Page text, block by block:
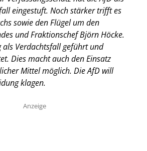
eingestuft. Noch stärker trifft es
sowie den Flügel um den
und Fraktionschef Björn Höcke.
als Verdachtsfall geführt und
Dies macht auch den Einsatz
Mittel möglich. Die AfD will
klagen.
Anzeige